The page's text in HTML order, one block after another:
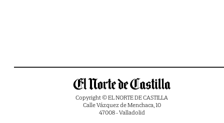
Copyright © EL NORTE DE CASTILLA
Calle Vázquez de Menchaca, 10
47008 - Valladolid